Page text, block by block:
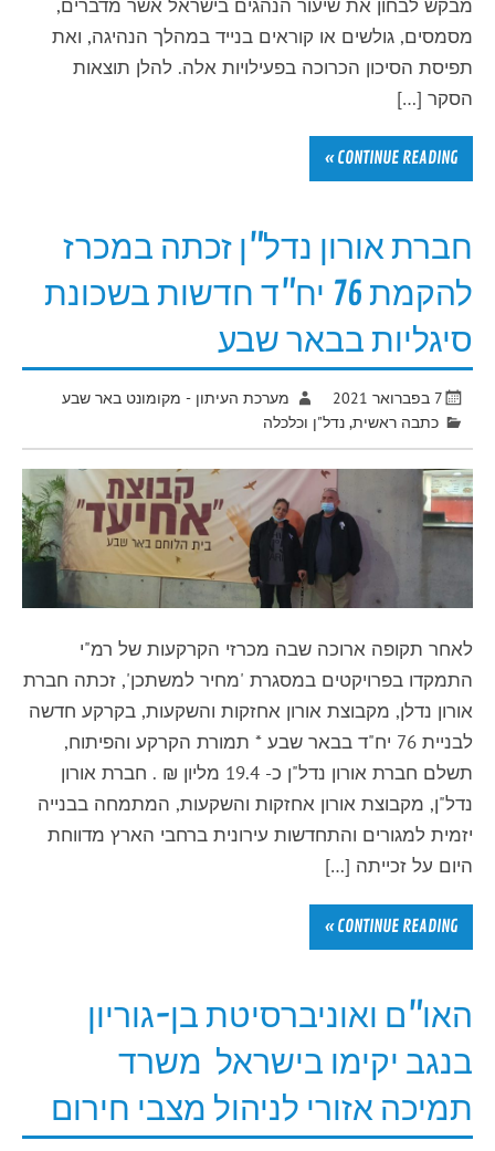
מבקש לבחון את שיעור הנהגים בישראל אשר מדברים,
מסמסים, גולשים או קוראים בנייד במהלך הנהיגה, ואת
תפיסת הסיכון הכרוכה בפעילויות אלה. להלן תוצאות
הסקר […]
CONTINUE READING »
חברת אורון נדל"ן זכתה במכרז
להקמת 76 יח"ד חדשות בשכונת
סיגליות בבאר שבע
7 בפברואר 2021
מערכת העיתון - מקומונט באר שבע
כתבה ראשית,נדל"ן וכלכלה
לאחר תקופה ארוכה שבה מכרזי הקרקעות של רמ"י
התמקדו בפרויקטים במסגרת 'מחיר למשתכן', זכתה חברת
אורון נדלן, מקבוצת אורון אחזקות והשקעות, בקרקע חדשה
לבניית 76 יח"ד בבאר שבע * תמורת הקרקע והפיתוח,
תשלם חברת אורון נדל"ן כ- 19.4 מליון ₪ . חברת אורון
נדל"ן, מקבוצת אורון אחזקות והשקעות, המתמחה בבנייה
יזמית למגורים והתחדשות עירונית ברחבי הארץ מדווחת
היום על זכייתה […]
CONTINUE READING »
האו"ם ואוניברסיטת בן-גוריון
בנגב יקימו בישראל משרד
תמיכה אזורי לניהול מצבי חירום